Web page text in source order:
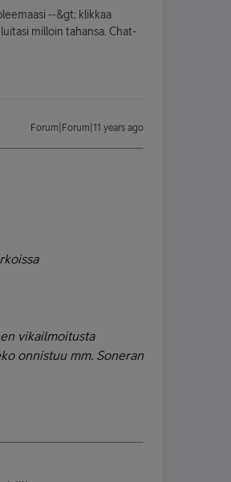
--&gt; klikkaa
milloin tahansa. Chat-
Forum|Forum|11 years ago
vikailmoitusta
onnistuu mm. Soneran